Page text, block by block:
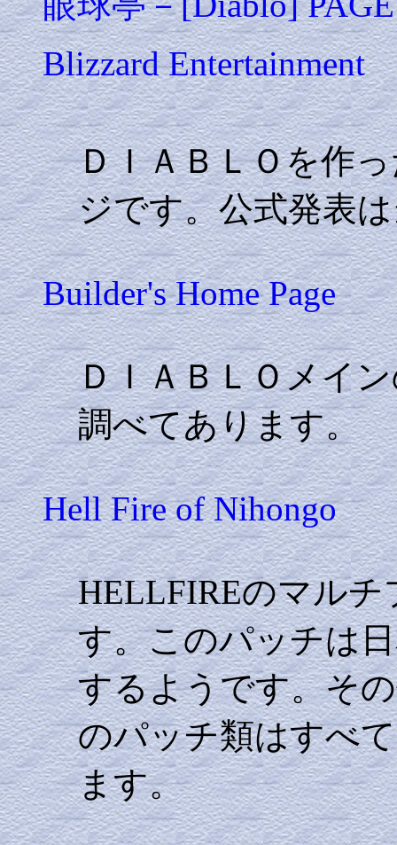
Blizzard Entertainment
ＤＩＡＢＬＯを作
ジです。公式発表
Builder's Home Page
ＤＩＡＢＬＯメイ
調べてあります。
Hell Fire of Nihongo
HELLFIREのマル
す。このパッチは
するようです。そ
のパッチ類はすべ
ます。